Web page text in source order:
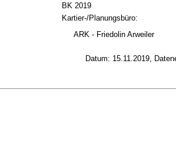
BK 2019
Kartier-/Planungsbüro:
ARK - Friedolin Arweiler
Datum: 15.11.2019,